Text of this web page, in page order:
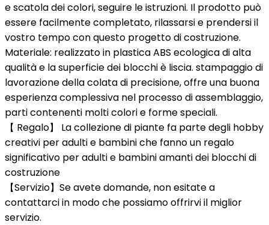
e scatola dei colori, seguire le istruzioni. Il prodotto può
essere facilmente completato, rilassarsi e prendersi il
vostro tempo con questo progetto di costruzione.
Materiale: realizzato in plastica ABS ecologica di alta
qualità e la superficie dei blocchi è liscia. stampaggio di
lavorazione della colata di precisione, offre una buona
esperienza complessiva nel processo di assemblaggio,
parti contenenti molti colori e forme speciali.
【 Regalo】 La collezione di piante fa parte degli hobby
creativi per adulti e bambini che fanno un regalo
significativo per adulti e bambini amanti dei blocchi di
costruzione
【Servizio】Se avete domande, non esitate a
contattarci in modo che possiamo offrirvi il miglior
servizio.